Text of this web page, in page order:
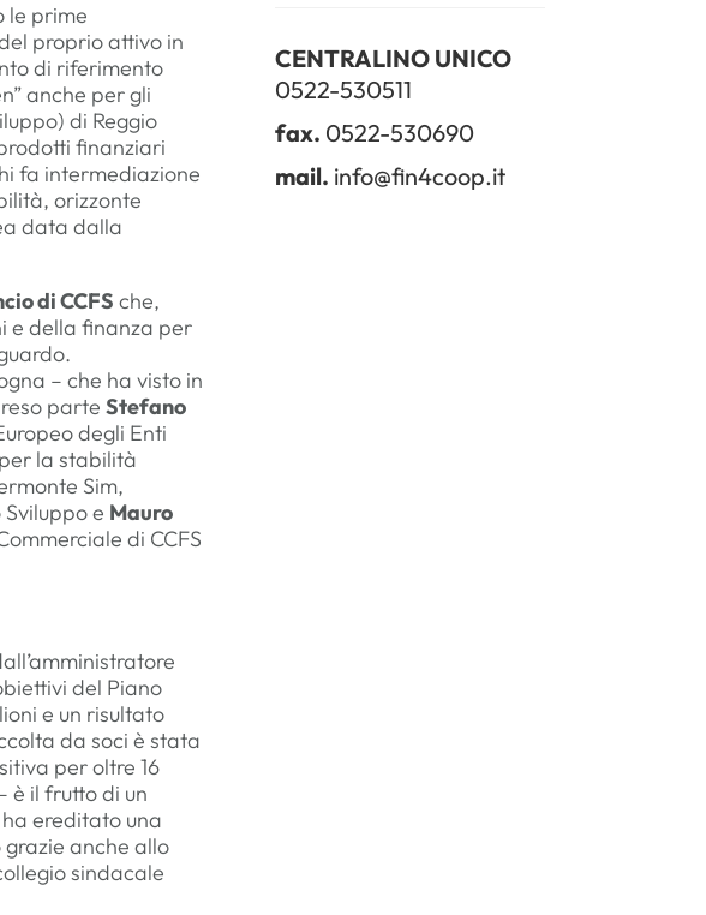
le prime
proprio attivo in
di riferimento
anche per gli
di Reggio
finanziari
fa intermediazione
orizzonte
data dalla
di CCFS che,
e della finanza per
– che ha visto in
parteStefano
degli Enti
la stabilità
Sim,
e Mauro
di CCFS
del Piano
e un risultato
da soci è stata
per oltre 16
è il frutto di un
ereditato una
anche allo
sindacale
CENTRALINO UNICO
0522-530511
fax. 0522-530690
mail. info@fin4coop.it